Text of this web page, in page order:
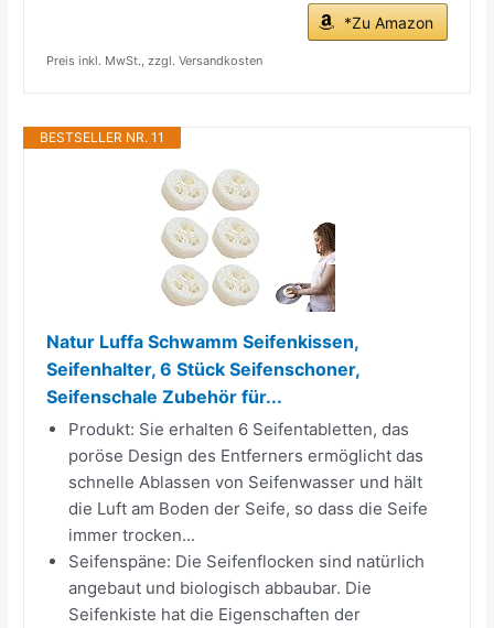
*Zu Amazon
Preis inkl. MwSt., zzgl. Versandkosten
BESTSELLER NR. 11
Natur Luffa Schwamm Seifenkissen,
Seifenhalter, 6 Stück Seifenschoner,
Seifenschale Zubehör für...
Produkt: Sie erhalten 6 Seifentabletten, das
poröse Design des Entferners ermöglicht das
schnelle Ablassen von Seifenwasser und hält
die Luft am Boden der Seife, so dass die Seife
immer trocken...
Seifenspäne: Die Seifenflocken sind natürlich
angebaut und biologisch abbaubar. Die
Seifenkiste hat die Eigenschaften der